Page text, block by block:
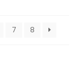
7 8